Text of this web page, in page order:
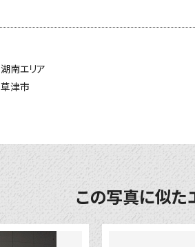
湖南エリア
草津市
この写真に似た